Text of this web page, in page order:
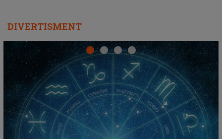
DIVERTISMENT